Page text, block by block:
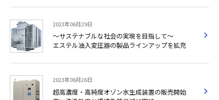
2023年06月29日
～サステナブルな社会の実現を目指して～
エステル油入変圧器の製品ラインアップを拡充
2023年06月26日
超高濃度・高純度オゾン水生成装置の販売開始